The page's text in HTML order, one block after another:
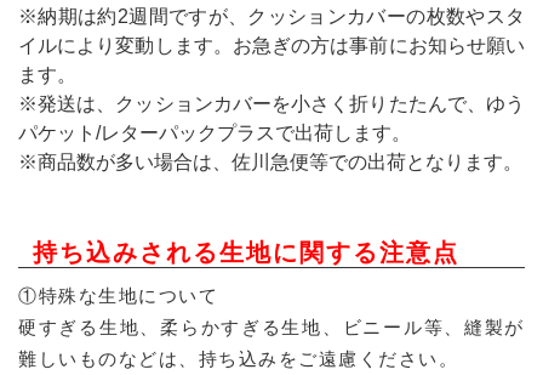
※納期は約2週間ですが、クッションカバーの枚数やスタ
イルにより変動します。お急ぎの方は事前にお知らせ願い
ます。
※発送は、クッションカバーを小さく折りたたんで、ゆう
パケット/レターパックプラスで出荷します。
※商品数が多い場合は、佐川急便等での出荷となります。
持ち込みされる生地に関する注意点
①特殊な生地について
硬すぎる生地、柔らかすぎる生地、ビニール等、縫製が
難しいものなどは、持ち込みをご遠慮ください。